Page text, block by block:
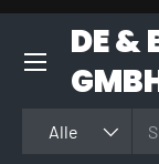
DIREKT ZUM
DE &
Alle